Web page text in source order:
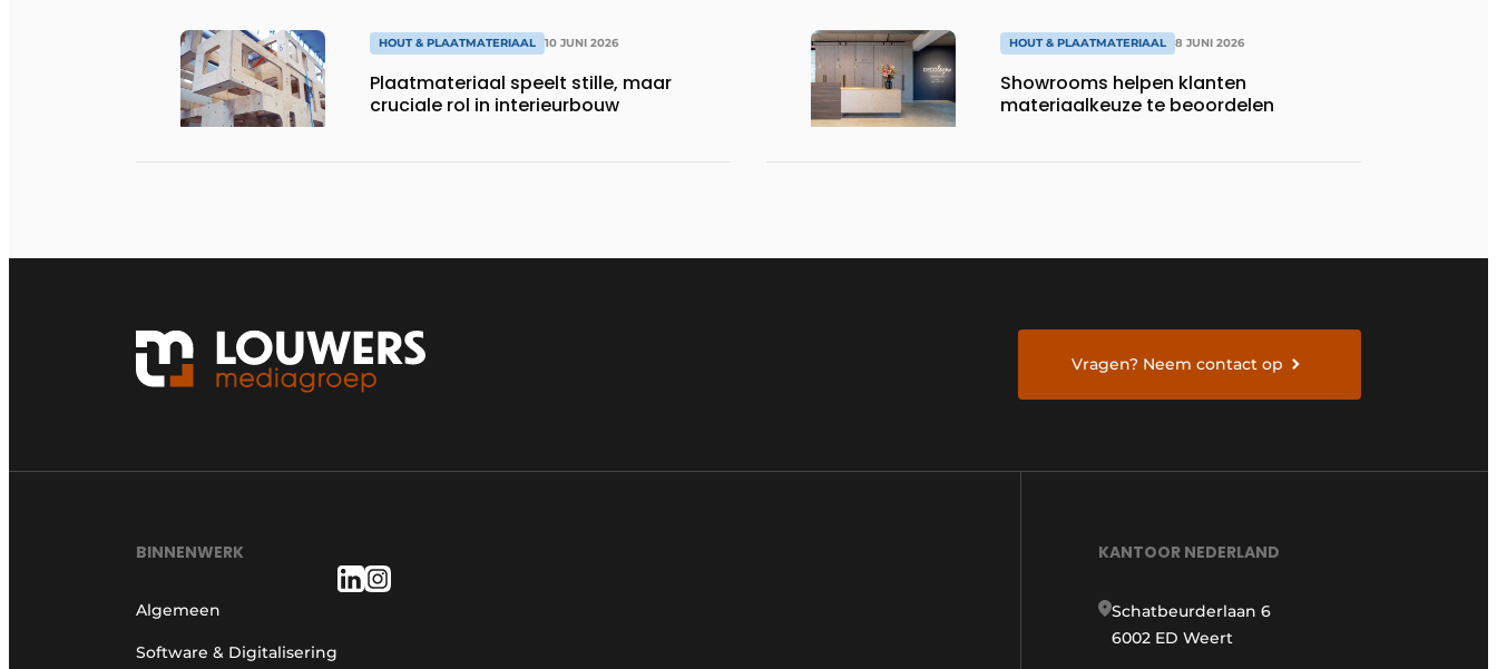
HOUT & PLAATMATERIAAL 10 JUNI 2026
Plaatmateriaal speelt stille, maar
cruciale rol in interieurbouw
HOUT & PLAATMATERIAAL 8 JUNI 2026
Showrooms helpen klanten
materiaalkeuze te beoordelen
Vragen? Neem contact op
BINNENWERK
Algemeen
Software & Digitalisering
KANTOOR NEDERLAND
Schatbeurderlaan 6
6002 ED Weert